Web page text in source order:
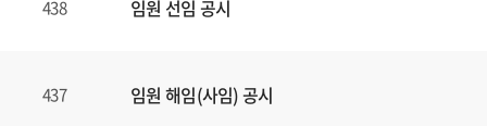
438 임원 선임 공시
437 임원 해임(사임) 공시